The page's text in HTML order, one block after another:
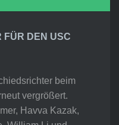
FÜR DEN USC
beim
vergrößert.
Havva Kazak,